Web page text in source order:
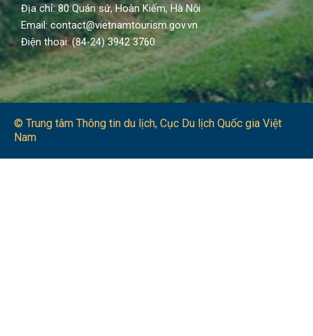
Địa chỉ: 80 Quán sứ, Hoàn Kiếm, Hà Nội
Email: contact@vietnamtourism.gov.vn
Điện thoại: (84-24) 3942 3760
© Trung tâm Thông tin du lịch​, Cục Du lịch Quốc gia Việt
Nam